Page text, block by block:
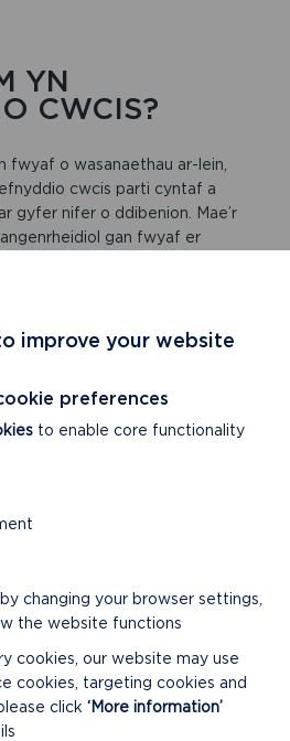
YN
CWCIS?
fwyaf o wasanaethau ar-lein,
cwcis parti cyntaf a
gyfer nifer o ddibenion. Mae’r
gan fwyaf er
bod modd eich adnabod yn
a ddefnyddir ar ein
bennaf er mwyn
perfformio, sut rydych chi’n
cadw ein gwasanaethau’n
sy’n berthnasol i chi, ac
eich rhyngweithio â’n
O GWCIS
EU
defnyddio ar ein gwefan yn
improve your website
preferences
to enable core functionality
changing your browser settings,
the website functions
cookies, our website may use
cookies, targeting cookies and
click ‘More information’